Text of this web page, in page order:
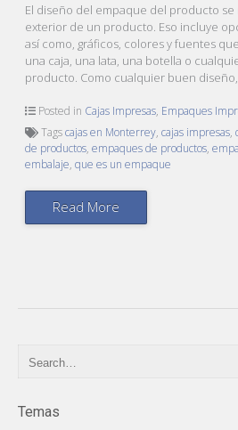
El diseño del empaque del producto
exterior de un producto. Eso incluye
así como, gráficos, colores y fuentes
una caja, una lata, una botella o
producto. Como cualquier buen
Posted in Cajas Impresas, Empaques
Tagscajas en Monterrey,cajas impresas,
de productos,empaques de productos,
embalaje,que es un empaque
Read More
Temas